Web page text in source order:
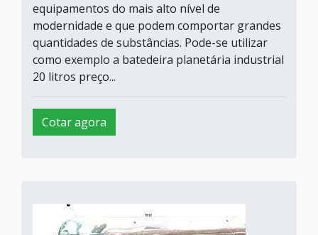
equipamentos do mais alto nível de
modernidade e que podem comportar grandes
quantidades de substâncias. Pode-se utilizar
como exemplo a batedeira planetária industrial
20 litros preço...
Cotar agora